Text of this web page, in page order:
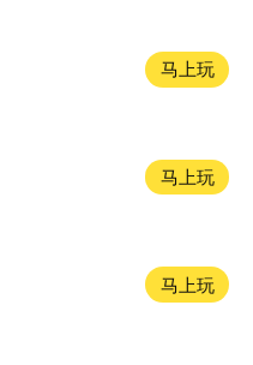
马上玩
马上玩
马上玩